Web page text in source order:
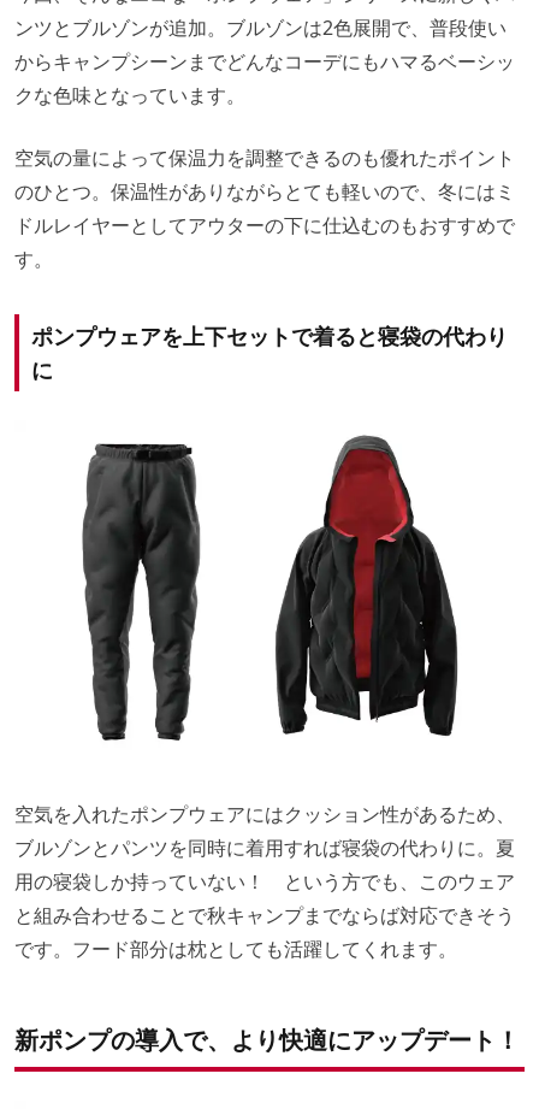
ンツとブルゾンが追加。ブルゾンは2色展開で、普段使い
からキャンプシーンまでどんなコーデにもハマるベーシッ
クな色味となっています。
空気の量によって保温力を調整できるのも優れたポイント
のひとつ。保温性がありながらとても軽いので、冬にはミ
ドルレイヤーとしてアウターの下に仕込むのもおすすめで
す。
ポンプウェアを上下セットで着ると寝袋の代わり
に
空気を入れたポンプウェアにはクッション性があるため、
ブルゾンとパンツを同時に着用すれば寝袋の代わりに。夏
用の寝袋しか持っていない！ という方でも、このウェア
と組み合わせることで秋キャンプまでならば対応できそう
です。フード部分は枕としても活躍してくれます。
新ポンプの導入で、より快適にアップデート！